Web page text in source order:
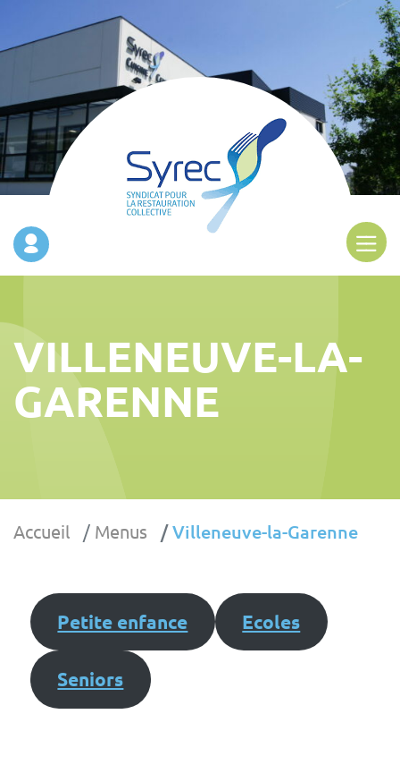
VILLENEUVE-LA-
GARENNE
Accueil Menus Villeneuve-la-Garenne
Petite enfance Ecoles
Seniors